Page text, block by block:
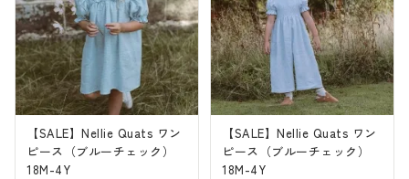
【SALE】Nellie Quats ワン
ピース（ブルーチェック）
18M-4Y
【SALE】Nellie Quats ワン
ピース（ブルーチェック）
18M-4Y